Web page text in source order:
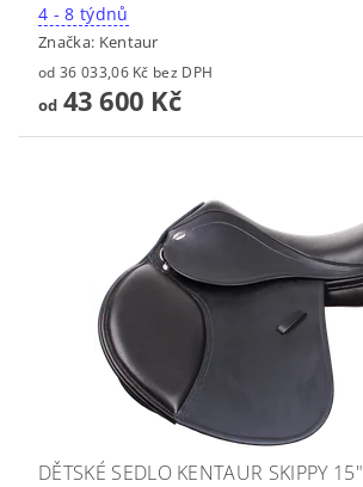
4 - 8 týdnů
Značka: Kentaur
od 36 033,06 Kč bez DPH
od43 600 Kč
DĚTSKÉ SEDLO KENTAUR SKIPPY 15"